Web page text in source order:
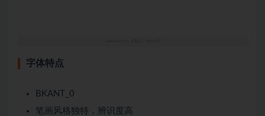
字体特点
BKANT_0
笔画风格独特，辨识度高